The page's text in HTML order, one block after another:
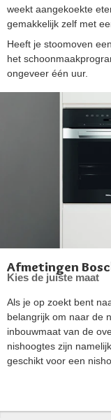
weekt aangekoekte
gemakkelijk zelf met
Heeft je stoomoven
het
ongeveer één uur.
Afmetingen
Kies de juiste maat
Als je op zoekt bent
belangrijk om naar de
inbouwmaat van de
nishoogtes zijn
geschikt voor een